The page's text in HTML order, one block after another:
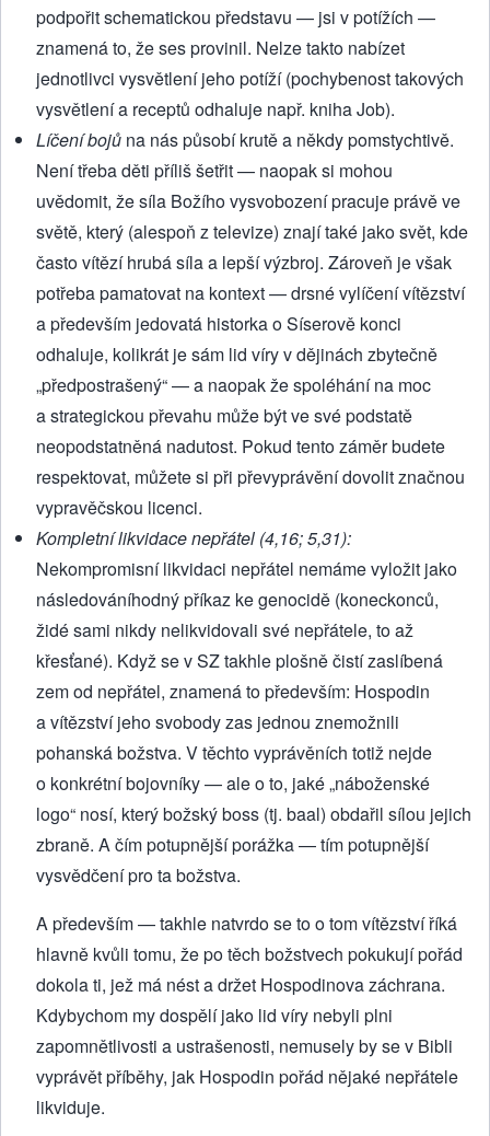
podpořit schematickou představu — jsi v potížích —
znamená to, že ses provinil. Nelze takto nabízet
jednotlivci vysvětlení jeho potíží (pochybenost takových
vysvětlení a receptů odhaluje např. kniha Job).
Líčení bojů na nás působí krutě a někdy pomstychtivě.
Není třeba děti příliš šetřit — naopak si mohou
uvědomit, že síla Božího vysvobození pracuje právě ve
světě, který (alespoň z televize) znají také jako svět, kde
často vítězí hrubá síla a lepší výzbroj. Zároveň je však
potřeba pamatovat na kontext — drsné vylíčení vítězství
a především jedovatá historka o Síserově konci
odhaluje, kolikrát je sám lid víry v dějinách zbytečně
„předpostrašený“ — a naopak že spoléhání na moc
a strategickou převahu může být ve své podstatě
neopodstatněná nadutost. Pokud tento záměr budete
respektovat, můžete si při převyprávění dovolit značnou
vypravěčskou licenci.
Kompletní likvidace nepřátel (4,16; 5,31):
Nekompromisní likvidaci nepřátel nemáme vyložit jako
následováníhodný příkaz ke genocidě (koneckonců,
židé sami nikdy nelikvidovali své nepřátele, to až
křesťané). Když se v SZ takhle plošně čistí zaslíbená
zem od nepřátel, znamená to především: Hospodin
a vítězství jeho svobody zas jednou znemožnili
pohanská božstva. V těchto vyprávěních totiž nejde
o konkrétní bojovníky — ale o to, jaké „náboženské
logo“ nosí, který božský boss (tj. baal) obdařil sílou jejich
zbraně. A čím potupnější porážka — tím potupnější
vysvědčení pro ta božstva.
A především — takhle natvrdo se to o tom vítězství říká
hlavně kvůli tomu, že po těch božstvech pokukují pořád
dokola ti, jež má nést a držet Hospodinova záchrana.
Kdybychom my dospělí jako lid víry nebyli plni
zapomnětlivosti a ustrašenosti, nemusely by se v Bibli
vyprávět příběhy, jak Hospodin pořád nějaké nepřátele
likviduje.